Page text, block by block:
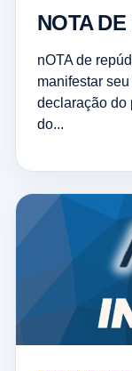
NOTA
nOTA de
manifestar
declaração do
do...